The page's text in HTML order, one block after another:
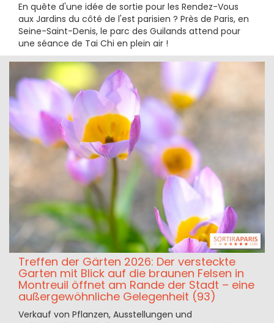
En quête d'une idée de sortie pour les Rendez-Vous
aux Jardins du côté de l'est parisien ? Près de Paris, en
Seine-Saint-Denis, le parc des Guilands attend pour
une séance de Tai Chi en plein air !
Treffen der Gärten 2026: Der versteckte
Garten mit Blick auf die braunen Felsen in
Montreuil öffnet am Rande der Stadt – eine
außergewöhnliche Gelegenheit (93)
Verkauf von Pflanzen, Ausstellungen und